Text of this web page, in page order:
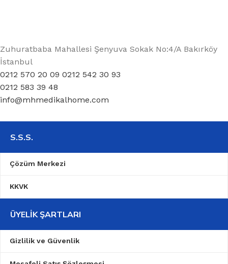
Zuhuratbaba Mahallesi Şenyuva Sokak No:4/A Bakırköy
İstanbul
0212 570 20 09 0212 542 30 93
0212 583 39 48
info@mhmedikalhome.com
S.S.S.
Çözüm Merkezi
KKVK
ÜYELIK ŞARTLARI
Gizlilik ve Güvenlik